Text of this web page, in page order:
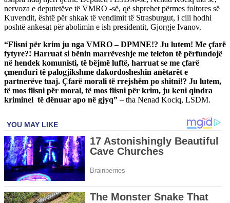
nervoza e deputetëve të VMRO -së, që shprehet përmes foltores së
Kuvendit, është për shkak të vendimit të Strasburgut, i cili hodhi
poshtë ankesat për abolimin e ish presidentit, Gjorgje Ivanov.
“Flisni për krim ju nga VMRO – DPMNE!? Ju lutem! Me çfarë
fytyre?! Harruat si bënin marrëveshje me telefon të përfundojë
në hendek komunisti, të bëjmë luftë, harruat se me çfarë
çmenduri të palogjikshme dakordosheshin anëtarët e
partnerëve tuaj. Çfarë morali të rrejshëm po shitni!? Ju lutem,
të mos flisni për moral, të mos flisni për krim, ju keni qindra
kriminel të dënuar apo në gjyq” – tha Nenad Kociq, LSDM.